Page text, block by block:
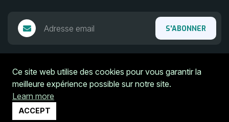
Ce site web utilise des cookies pour vous garantir la
meilleure expérience possible sur notre site.
Learn more
ACCEPT
S'ABONNER
Copyright © 2025, DjelibaSolutions. Tous droits